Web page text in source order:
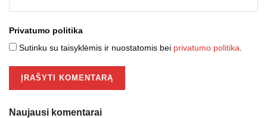
Privatumo politika
Sutinku su taisyklėmis ir nuostatomis bei privatumo politika
Naujausi komentarai